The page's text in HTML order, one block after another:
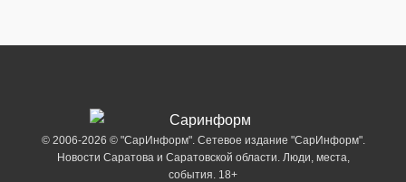
© 2006-2026 © "СарИнформ". Сетевое издание "СарИнформ".
Новости Саратова и Саратовской области. Люди, места,
события. 18+